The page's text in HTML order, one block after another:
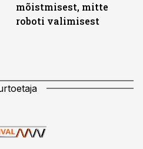
mõistmisest, mitte
roboti valimisest